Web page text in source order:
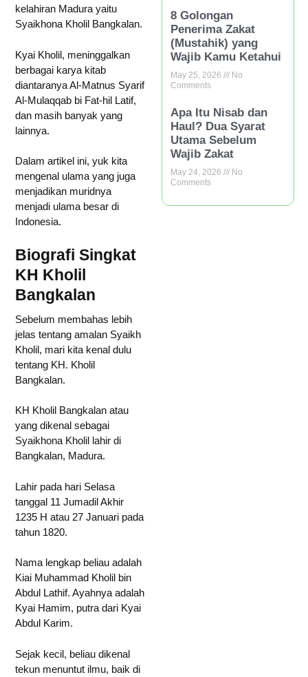
kelahiran Madura yaitu
Syaikhona Kholil Bangkalan.
Kyai Kholil, meninggalkan
berbagai karya kitab
diantaranya Al-Matnus Syarif
Al-Mulaqqab bi Fat-hil Latif,
dan masih banyak yang
lainnya.
Dalam artikel ini, yuk kita
mengenal ulama yang juga
menjadikan muridnya
menjadi ulama besar di
Indonesia.
Biografi Singkat
KH Kholil
Bangkalan
Sebelum membahas lebih
jelas tentang amalan Syaikh
Kholil, mari kita kenal dulu
tentang KH. Kholil
Bangkalan.
KH Kholil Bangkalan atau
yang dikenal sebagai
Syaikhona Kholil lahir di
Bangkalan, Madura.
Lahir pada hari Selasa
tanggal 11 Jumadil Akhir
1235 H atau 27 Januari pada
tahun 1820.
Nama lengkap beliau adalah
Kiai Muhammad Kholil bin
Abdul Lathif. Ayahnya adalah
Kyai Hamim, putra dari Kyai
Abdul Karim.
Sejak kecil, beliau dikenal
tekun menuntut ilmu, baik di
8 Golongan
Penerima Zakat
(Mustahik) yang
Wajib Kamu Ketahui
May 25, 2026
No
Comments
Apa Itu Nisab dan
Haul? Dua Syarat
Utama Sebelum
Wajib Zakat
May 24, 2026
No
Comments